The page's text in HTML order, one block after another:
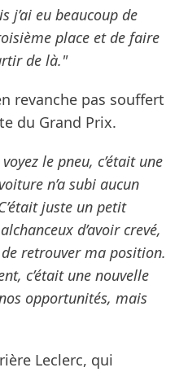
j’ai eu beaucoup de
place et de faire
de là."
revanche pas souffert
du Grand Prix.
le pneu, c’était une
n’a subi aucun
juste un petit
d’avoir crevé,
retrouver ma position.
c’était une nouvelle
opportunités, mais
Leclerc, qui